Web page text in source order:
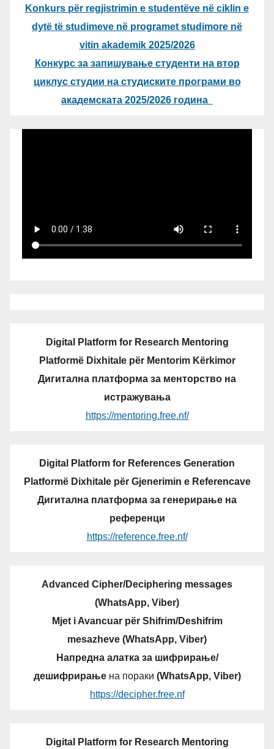
Konkurs për regjistrimin e studentëve në ciklin e
dytë të studimeve në programet studimore në
vitin akademik 2025/2026
Конкурс за запишување студенти на втор
циклус студии на студиските програми во
академската 2025/2026 година
Digital Platform for Research Mentoring
Platformë Dixhitale për Mentorim Kërkimor
Дигитална платформа за менторство на
истражувања
https://mentoring.free.nf/
Digital Platform for References Generation
Platformë Dixhitale për Gjenerimin e Referencave
Дигитална платформа за генерирање на
референци
https://reference.free.nf/
Advanced Cipher/Deciphering messages
(WhatsApp, Viber)
Mjet i Avancuar për Shifrim/Deshifrim
mesazheve (WhatsApp, Viber)
Напредна алатка за шифрирање/
дешифрирањена пораки (WhatsApp, Viber)
https://decipher.free.nf
Digital Platform for Research Mentoring